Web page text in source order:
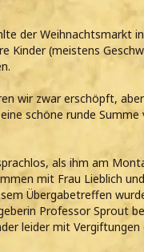
der Weihnachtsmarkt
Kinder (meistens
wir zwar erschöpft,
schöne runde
als ihm am
mit Frau Lieblich
Übergabetreffen
Professor Sprout
leider mit